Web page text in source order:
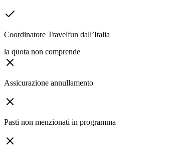
Coordinatore Travelfun dall’Italia
la quota non comprende
Assicurazione annullamento
Pasti non menzionati in programma